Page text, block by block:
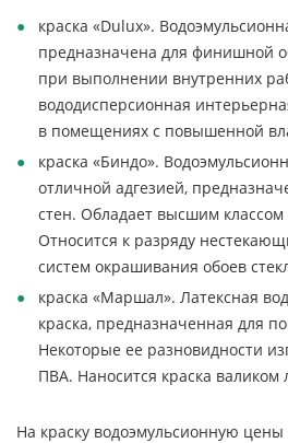
краска «Dulux».
предназначена для финишной
при выполнении внутренних
вододисперсионная
в помещениях с повышенной
краска «Биндо».
отличной адгезией,
стен. Обладает высшим
Относится к разряду
систем окрашивания обоев
краска «Маршал». Латексная
краска, предназначенная для
Некоторые ее разновидности
ПВА. Наносится краска валиком
На краску водоэмульсионную цены